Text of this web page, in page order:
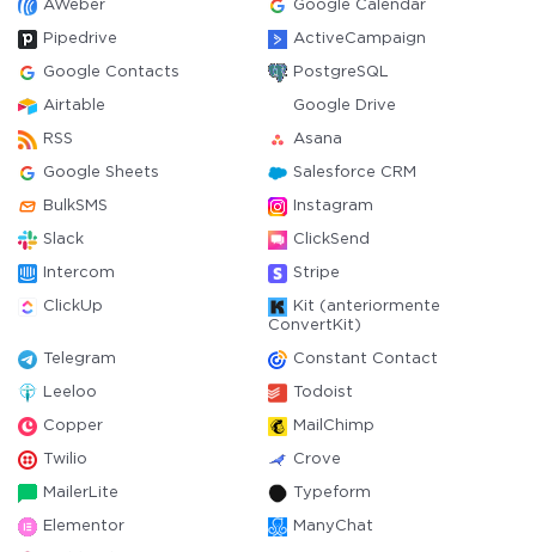
AWeber Google Calendar
Pipedrive ActiveCampaign
Google Contacts PostgreSQL
Airtable Google Drive
RSS Asana
Google Sheets Salesforce CRM
BulkSMS Instagram
Slack ClickSend
Intercom Stripe
ClickUp
Kit (anteriormente
ConvertKit)
Telegram Constant Contact
Leeloo Todoist
Copper MailChimp
Twilio Crove
MailerLite Typeform
Elementor ManyChat